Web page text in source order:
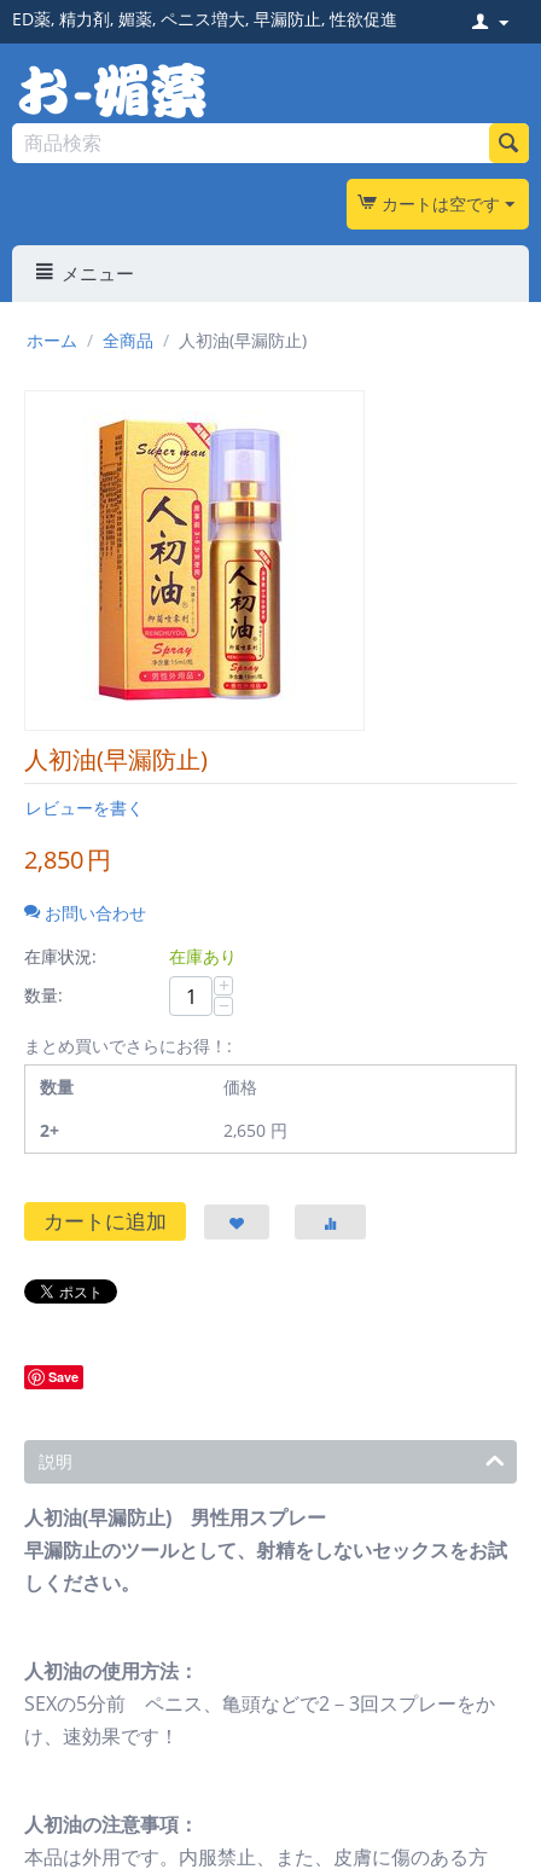
ED薬, 精力剤, 媚薬, ペニス増大, 早漏防止,性欲促進
カートは空です
メニュー
ホーム / 全商品 / 人初油(早漏防止)
人初油(早漏防止)
レビューを書く
2,850円
お問い合わせ
在庫状況:
在庫あり
数量:
+
−
まとめ買いでさらにお得！:
数量
価格
2+
2,650 円
カートに追加
Save
説明
人初油(早漏防止) 男性用スプレー
早漏防止のツールとして、射精をしないセックスをお試
しください。
人初油の使用方法：
SEXの5分前 ペニス、亀頭などで2－3回スプレーをか
け、速効果です！
人初油の注意事項：
本品は外用です。内服禁止、また、皮膚に傷のある方